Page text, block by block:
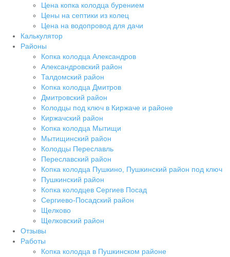
Цена копка колодца бурением
Цены на септики из колец
Цена на водопровод для дачи
Калькулятор
Районы
Копка колодца Александров
Александровский район
Талдомский район
Копка колодца Дмитров
Дмитровский район
Колодцы под ключ в Киржаче и районе
Киржачский район
Копка колодца Мытищи
Мытищинский район
Колодцы Переславль
Переславский район
Копка колодца Пушкино, Пушкинский район под ключ
Пушкинский район
Копка колодцев Сергиев Посад
Сергиево-Посадский район
Щелково
Щелковский район
Отзывы
Работы
Копка колодца в Пушкинском районе